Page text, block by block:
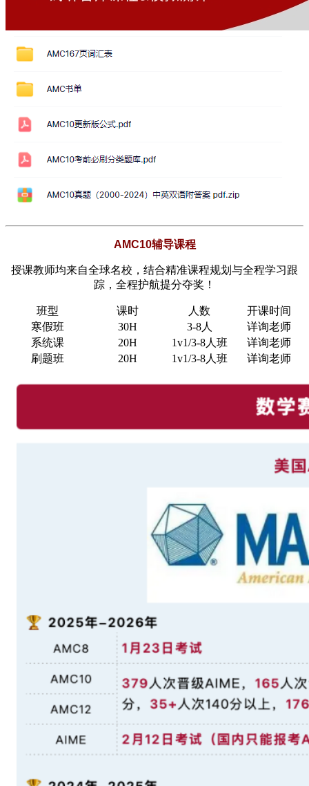
AMC10辅导课程
授课教师均来自全球名校，结合精准课程规划与全程学习跟
踪，全程护航提分夺奖！
班型 课时 人数
开课时间
寒假班
30H 3-8人
详询老师
系统课
20H 1v1/3-8人班
详询老师
刷题班
20H 1v1/3-8人班 详询老师